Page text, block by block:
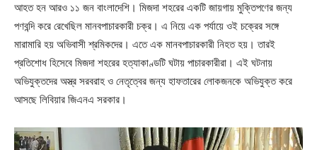
আহত হন আরও ১১ জন বাংলাদেশি। মিজদা শহরের একটি জায়গায় মুক্তিপণের জন্য
পণবন্দি করে রেখেছিল মানবপাচারকারী চক্র। এ নিয়ে এক পর্যায়ে ওই চক্রের সঙ্গে
মারামারি হয় অভিবাসী শ্রমিকদের। এতে এক মানবপাচারকারী নিহত হয়। তারই
প্রতিশোধ হিসেবে মিজদা শহরের হত্যাকাণ্ডটি ঘটায় পাচারকারীরা। এই ঘটনায়
অভিযুক্তদের অস্ত্র সরবরাহ ও নেতৃত্বের জন্য হাফতারের লোকজনকে অভিযুক্ত করে
আসছে লিবিয়ার জিএনএ সরকার।